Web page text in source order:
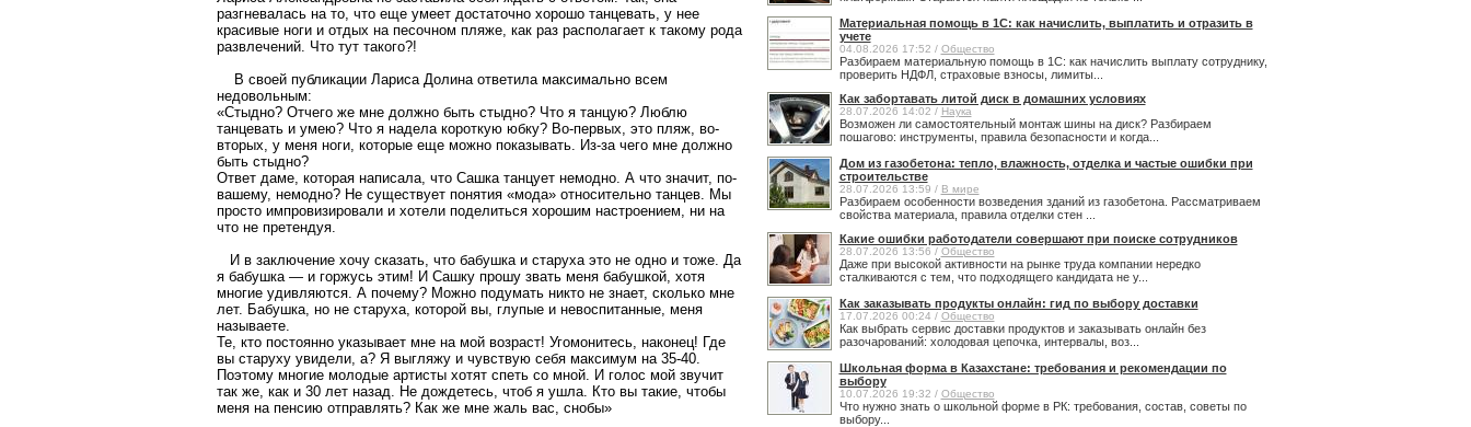
разгневалась на то, что еще умеет достаточно хорошо танцевать, у нее
красивые ноги и отдых на песочном пляже, как раз располагает к такому рода
развлечений. Что тут такого?!
В своей публикации Лариса Долина ответила максимально всем
недовольным:
«Стыдно? Отчего же мне должно быть стыдно? Что я танцую? Люблю
танцевать и умею? Что я надела короткую юбку? Во-первых, это пляж, во-
вторых, у меня ноги, которые еще можно показывать. Из-за чего мне должно
быть стыдно?
Ответ даме, которая написала, что Сашка танцует немодно. А что значит, по-
вашему, немодно? Не существует понятия «мода» относительно танцев. Мы
просто импровизировали и хотели поделиться хорошим настроением, ни на
что не претендуя.
И в заключение хочу сказать, что бабушка и старуха это не одно и тоже. Да
я бабушка — и горжусь этим! И Сашку прошу звать меня бабушкой, хотя
многие удивляются. А почему? Можно подумать никто не знает, сколько мне
лет. Бабушка, но не старуха, которой вы, глупые и невоспитанные, меня
называете.
Те, кто постоянно указывает мне на мой возраст! Угомонитесь, наконец! Где
вы старуху увидели, а? Я выгляжу и чувствую себя максимум на 35-40.
Поэтому многие молодые артисты хотят спеть со мной. И голос мой звучит
так же, как и 30 лет назад. Не дождетесь, чтоб я ушла. Кто вы такие, чтобы
меня на пенсию отправлять? Как же мне жаль вас, снобы»
Материальная помощь в 1С: как начислить, выплатить и отразить в
учете
04.08.2026 17:52 / Общество
Разбираем материальную помощь в 1С: как начислить выплату сотруднику,
проверить НДФЛ, страховые взносы, лимиты...
Как забортавать литой диск в домашних условиях
28.07.2026 14:02 / Наука
Возможен ли самостоятельный монтаж шины на диск? Разбираем
пошагово: инструменты, правила безопасности и когда...
Дом из газобетона: тепло, влажность, отделка и частые ошибки при
строительстве
28.07.2026 13:59 / В мире
Разбираем особенности возведения зданий из газобетона. Рассматриваем
свойства материала, правила отделки стен ...
Какие ошибки работодатели совершают при поиске сотрудников
28.07.2026 13:56 / Общество
Даже при высокой активности на рынке труда компании нередко
сталкиваются с тем, что подходящего кандидата не у...
Как заказывать продукты онлайн: гид по выбору доставки
17.07.2026 00:24 / Общество
Как выбрать сервис доставки продуктов и заказывать онлайн без
разочарований: холодовая цепочка, интервалы, воз...
Школьная форма в Казахстане: требования и рекомендации по
выбору
10.07.2026 19:32 / Общество
Что нужно знать о школьной форме в РК: требования, состав, советы по
выбору...